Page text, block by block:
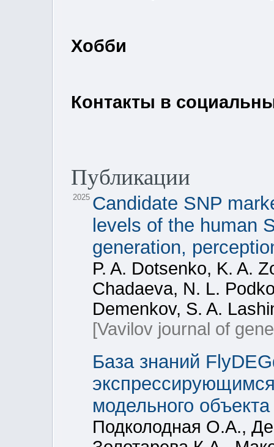
Хобби
Контакты в
Публикации
2025 Candidate SNP
levels of the human
generation,
P. A. Dotsenko, K. A.
Chadaeva, N. L.
Demenkov, S. A.
[Vavilov journal of
База знаний
модельного
Подколодная О.А.,